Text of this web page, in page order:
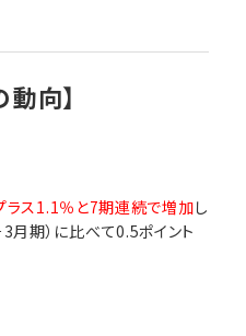
向】
ラス1.1％と7期連続で増加し
月期）に比べて0.5ポイント